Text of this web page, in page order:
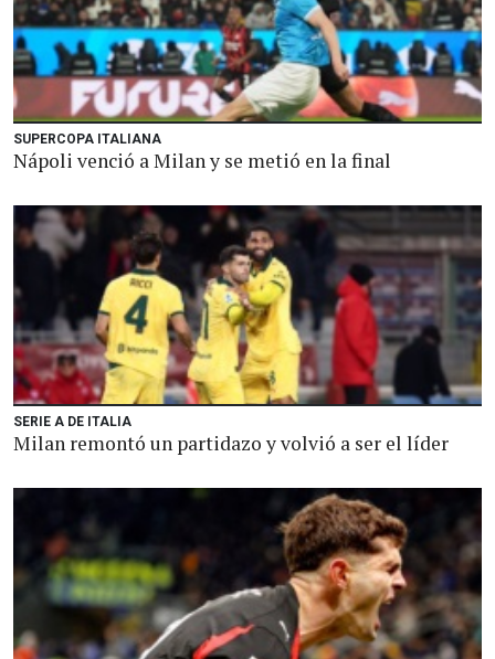
SUPERCOPA ITALIANA
Nápoli venció a Milan y se metió en la final
SERIE A DE ITALIA
Milan remontó un partidazo y volvió a ser el líder